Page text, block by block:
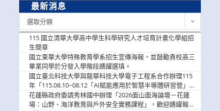
最新消息
選取分類
115 國立清華大學高中學生科學研究人才培育計畫化學組招
生簡章
國立東華大學特殊教育學系招生宣傳海報，並鼓勵貴校高三
畢業同學於分發入學階段踴躍選填。
國立臺北科技大學與龍華科技大學電子工程系合作辦理115
年「115.08.10~08.12「AI賦能應用於智慧半導體研習營」，
歡迎學生踴躍報名參加
花蓮縣政府委請秀林國中辦理「2026面山面海論壇－花蓮
場：山野、海洋教育與戶外安全實務課程」，歡迎踴躍報名